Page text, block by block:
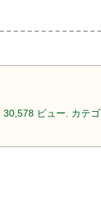
30,578 ビュー. カテゴ